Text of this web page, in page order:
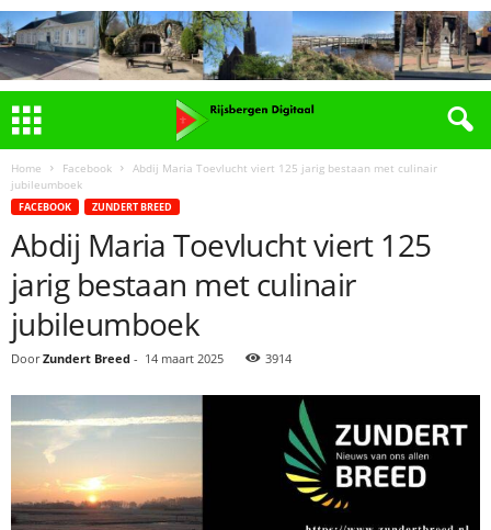
Home Facebook
Abdij Maria Toevlucht viert 125 jarig bestaan met culinair
jubileumboek
FACEBOOK ZUNDERT BREED
Abdij Maria Toevlucht viert 125
jarig bestaan met culinair
jubileumboek
Door Zundert Breed - 14 maart 2025 3914